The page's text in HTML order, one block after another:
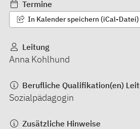
Termine
In Kalender speichern (iCal-Datei)
Leitung
Anna Kohlhund
Berufliche Qualifikation(en)
Sozialpädagogin
Zusätzliche Hinweise